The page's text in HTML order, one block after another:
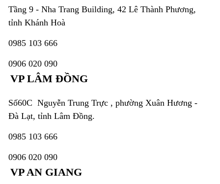
Tầng 9 - Nha Trang Building, 42 Lê Thành Phương,
tỉnh Khánh Hoà
0985 103 666
0906 020 090
VP LÂM ĐỒNG
Số60C Nguyễn Trung Trực , phường Xuân Hương -
Đà Lạt, tỉnh Lâm Đồng.
0985 103 666
0906 020 090
VP AN GIANG